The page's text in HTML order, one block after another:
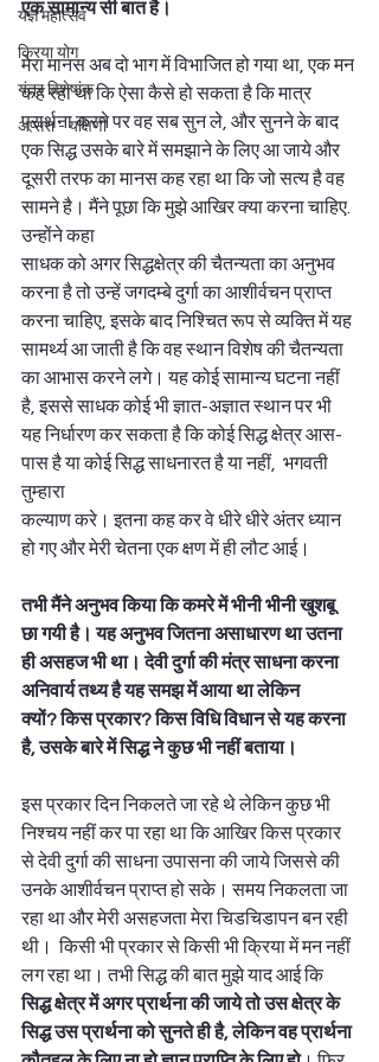
यज्ञ महोत्सव
क्रिया योग
यंत्र विशेषांक
अप्सरा - यक्षिणी
एक सामान्य सी बात है।
मेरा मानस अब दो भाग में विभाजित हो गया था, एक मन
कह रहा था कि ऐसा कैसे हो सकता है कि मात्र
प्रार्थना करने पर वह सब सुन ले, और सुनने के बाद
एक सिद्ध उसके बारे में समझाने के लिए आ जाये और
दूसरी तरफ का मानस कह रहा था कि जो सत्य है वह
सामने है। मैंने पूछा कि मुझे आखिर क्या करना चाहिए.
उन्होंने कहा
साधक को अगर सिद्धक्षेत्र की चैतन्यता का अनुभव
करना है तो उन्हें जगदम्बे दुर्गा का आशीर्वचन प्राप्त
करना चाहिए, इसके बाद निश्चित रूप से व्यक्ति में यह
सामर्थ्य आ जाती है कि वह स्थान विशेष की चैतन्यता
का आभास करने लगे। यह कोई सामान्य घटना नहीं
है, इससे साधक कोई भी ज्ञात-अज्ञात स्थान पर भी
यह निर्धारण कर सकता है कि कोई सिद्ध क्षेत्र आस-
पास है या कोई सिद्ध साधनारत है या नहीं,  भगवती
तुम्हारा
कल्याण करे। इतना कह कर वे धीरे धीरे अंतर ध्यान
हो गए और मेरी चेतना एक क्षण में ही लौट आई।
तभी मैंने अनुभव किया कि कमरे में भीनी भीनी खुशबू
छा गयी है। यह अनुभव जितना असाधारण था उतना
ही असहज भी था। देवी दुर्गा की मंत्र साधना करना
अनिवार्य तथ्य है यह समझ में आया था लेकिन
क्यों? किस प्रकार? किस विधि विधान से यह करना
है, उसके बारे में सिद्ध ने कुछ भी नहीं बताया।
इस प्रकार दिन निकलते जा रहे थे लेकिन कुछ भी
निश्चय नहीं कर पा रहा था कि आखिर किस प्रकार
से देवी दुर्गा की साधना उपासना की जाये जिससे की
उनके आशीर्वचन प्राप्त हो सके। समय निकलता जा
रहा था और मेरी असहजता मेरा चिडचिडापन बन रही
थी।  किसी भी प्रकार से किसी भी क्रिया में मन नहीं
लग रहा था। तभी सिद्ध की बात मुझे याद आई कि
सिद्ध क्षेत्र में अगर प्रार्थना की जाये तो उस क्षेत्र के
सिद्ध उस प्रार्थना को सुनते ही है, लेकिन वह प्रार्थना